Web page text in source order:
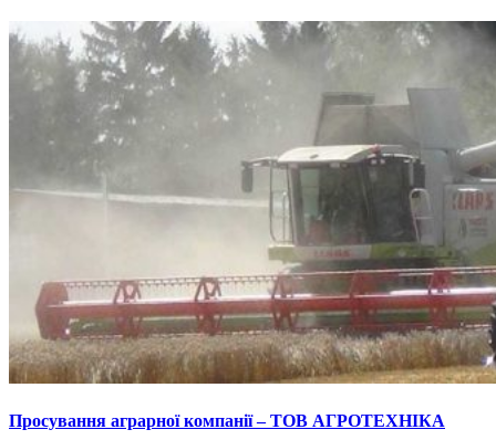
Просування аграрної компанії – ТОВ АГРОТЕХНІКА